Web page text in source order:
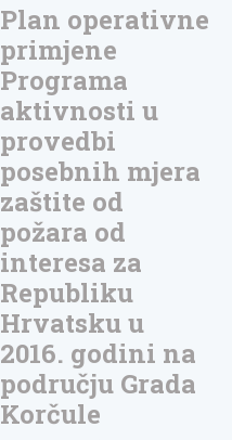
Plan operativne
primjene
Programa
aktivnosti u
provedbi
posebnih mjera
zaštite od
požara od
interesa za
Republiku
Hrvatsku u
2016. godini na
području Grada
Korčule